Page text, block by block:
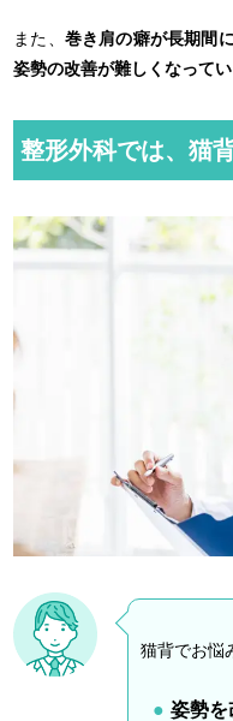
また、 巻き肩の癖が長期間
姿勢の改善が難しくなってい
整形外科では、猫
猫背でお悩
姿勢を